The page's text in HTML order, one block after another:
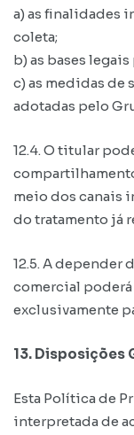
a) as finalidades
coleta;
b) as bases legais
c) as medidas de
adotadas pelo
12.4. O titular
meio dos canais
do tratamento já
12.5. A depender
comercial
exclusivamente
13. Disposições
Esta Política de
interpretada de